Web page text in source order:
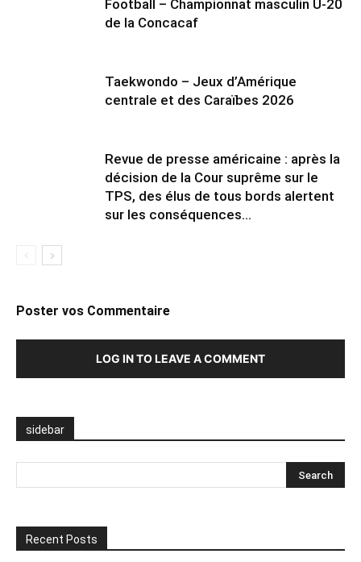
Football – Championnat masculin U-20
de la Concacaf
Taekwondo – Jeux d’Amérique
centrale et des Caraïbes 2026
Revue de presse américaine : après la
décision de la Cour suprême sur le
TPS, des élus de tous bords alertent
sur les conséquences...
Poster vos Commentaire
LOG IN TO LEAVE A COMMENT
sidebar
Recent Posts